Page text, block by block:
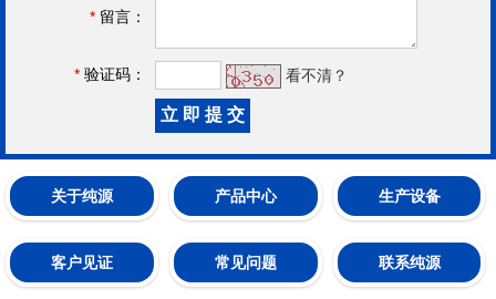
* 留言：
* 验证码： 看不清？
关于纯源 产品中心 生产设备
客户见证 常见问题 联系纯源